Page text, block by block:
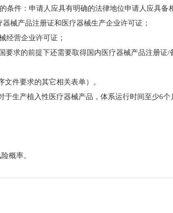
件：申请人应具有明确的法律地位申请人应具备
械产品注册证和医疗器械生产企业许可证；
经营企业许可证；
求的前提下还需要取得国内医疗器械产品注册证/
件要求的其它相关表单）。
生产植入性医疗器械产品，体系运行时间至少6
概率。